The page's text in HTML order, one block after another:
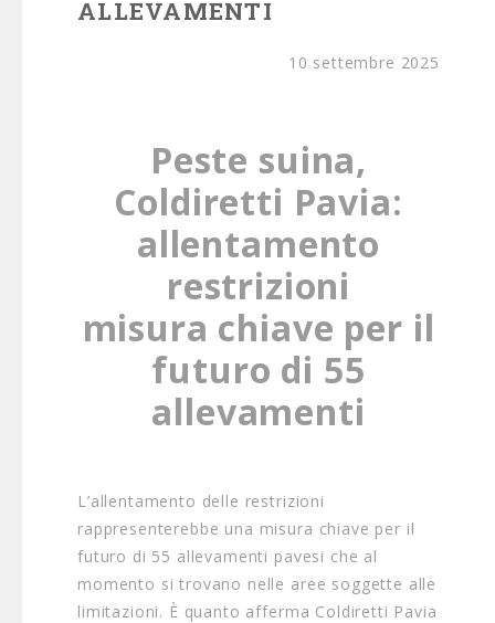
ALLEVAMENTI
10 settembre 2025
Peste suina,
Coldiretti Pavia:
allentamento
restrizioni
misura chiave per il
futuro di 55
allevamenti
L’allentamento delle restrizioni
rappresenterebbe una misura chiave per il
futuro di 55 allevamenti pavesi che al
momento si trovano nelle aree soggette alle
limitazioni. È quanto afferma Coldiretti Pavia